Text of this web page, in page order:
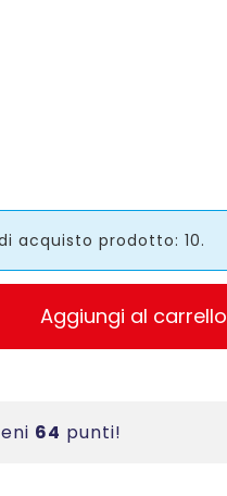
acquisto prodotto: 10.
Aggiungi al carrello
64 punti!